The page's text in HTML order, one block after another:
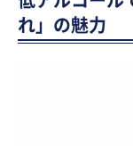
れ」の魅力